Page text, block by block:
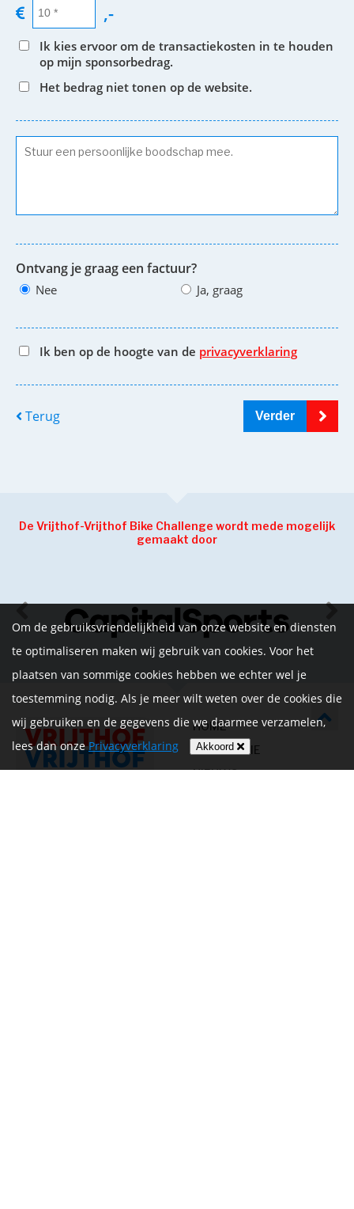
,-
Ik kies ervoor om de transactiekosten in te houden
op mijn sponsorbedrag.
Het bedrag niet tonen op de website.
Ontvang je graag een factuur?
Nee Ja, graag
Ik ben op de hoogte van de privacyverklaring
Terug Verder
De Vrijthof-Vrijthof Bike Challenge wordt mede mogelijk
gemaakt door
HOME
INFORMATIE
NIEUWS
Om de gebruiksvriendelijkheid van onze website en diensten
te optimaliseren maken wij gebruik van cookies. Voor het
plaatsen van sommige cookies hebben we echter wel je
toestemming nodig. Als je meer wilt weten over de cookies die
wij gebruiken en de gegevens die we daarmee verzamelen,
lees dan onzePrivacyverklaring Akkoord